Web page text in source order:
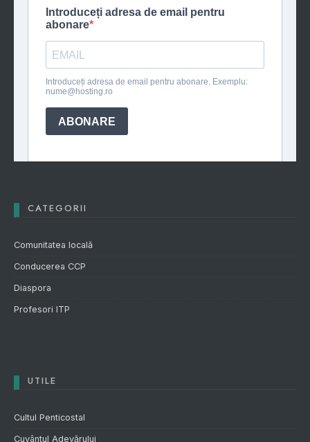
CATEGORII
Comunitatea locală
Conducerea CCP
Diaspora
Profesori ITP
UTILE
Cultul Penticostal
Cuvântul Adevărului